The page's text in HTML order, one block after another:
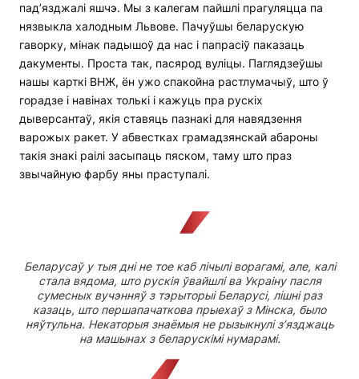
пад’язджалі яшчэ. Мы з калегам пайшлі прагуляцца па
нязвыкла халодным Львове. Пачуўшы беларускую
гаворку, мінак падышоў да нас і папрасіў паказаць
дакументы. Проста так, пасярод вуліцы. Паглядзеўшы
нашы карткі ВНЖ, ён ужо спакойна растлумачыў, што ў
горадзе і навінах толькі і кажуць пра рускіх
дыверсантаў, якія ставяць пазнакі для навядзення
варожых ракет. У абвестках грамадзянскай абароны
такія знакі раілі засыпаць пяском, таму што праз
звычайную фарбу яны праступалі.
Беларусаў у тыя дні не тое каб лічылі ворагамі, але, калі
стала вядома, што рускія ўвайшлі ва Украіну пасля
сумесных вучэнняў з тэрыторыі Беларусі, лішні раз
казаць, што першапачаткова прыехаў з Мінска, было
няўтульна. Некаторыя знаёмыя не рызыкнулі з’язджаць
на машынах з беларускімі нумарамі.